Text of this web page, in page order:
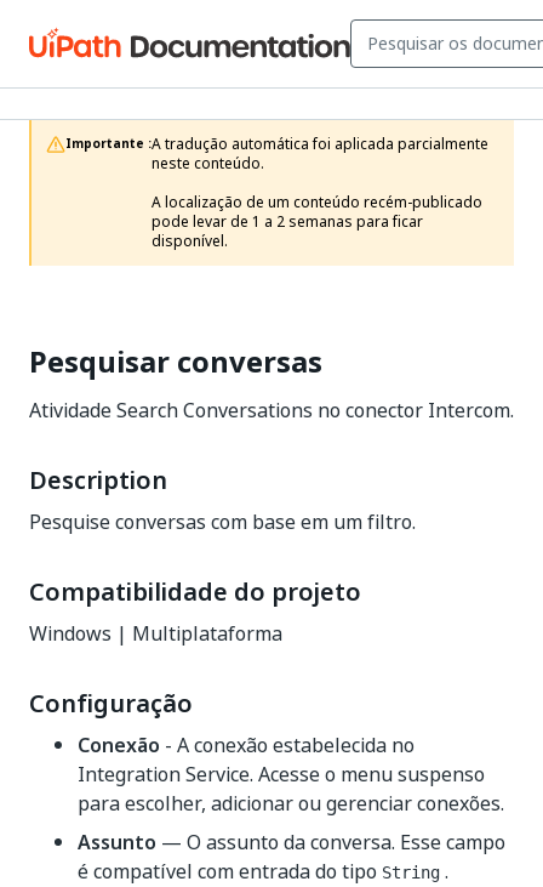
Importante :A tradução automática foi aplicada parcialmente
neste conteúdo.
A localização de um conteúdo recém-publicado
pode levar de 1 a 2 semanas para ficar
disponível.
Pesquisar conversas
Atividade Search Conversations no conector Intercom.
Description
Pesquise conversas com base em um filtro.
Compatibilidade do projeto
Windows | Multiplataforma
Configuração
Conexão - A conexão estabelecida no
Integration Service. Acesse o menu suspenso
para escolher, adicionar ou gerenciar conexões.
Assunto — O assunto da conversa. Esse campo
é compatível com entrada do tipo String .